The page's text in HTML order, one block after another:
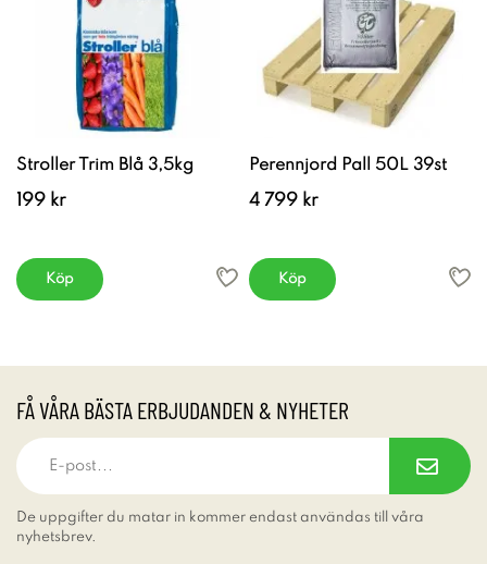
Stroller Trim Blå 3,5kg
199 kr
Köp
Perennjord Pall 50L 39st
4 799 kr
Köp
FÅ VÅRA BÄSTA ERBJUDANDEN & NYHETER
De uppgifter du matar in kommer endast användas till våra
nyhetsbrev.